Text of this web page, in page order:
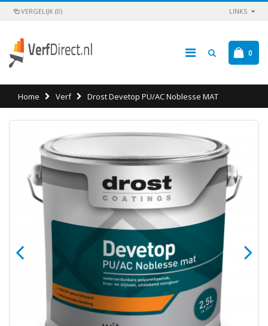
VERGELIJK (0) LINKS
0
Home Verf Drost Devetop PU/AC Noblesse MAT